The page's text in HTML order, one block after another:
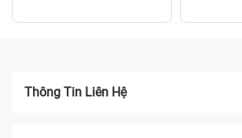
Thông Tin Liên Hệ